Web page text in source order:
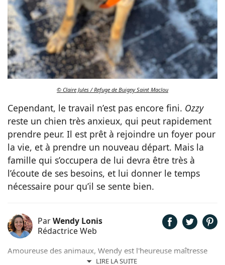
© Claire Jules / Refuge de Buigny Saint Maclou
Cependant, le travail n’est pas encore fini. Ozzy
reste un chien très anxieux, qui peut rapidement
prendre peur. Il est prêt à rejoindre un foyer pour
la vie, et à prendre un nouveau départ. Mais la
famille qui s’occupera de lui devra être très à
l’écoute de ses besoins, et lui donner le temps
nécessaire pour qu’il se sente bien.
ParWendy Lonis
Rédactrice Web
LIRE LA SUITE
Amoureuse des animaux, Wendy est l'heureuse maîtresse
d'un Berger Australien, de poules et même de pigeons